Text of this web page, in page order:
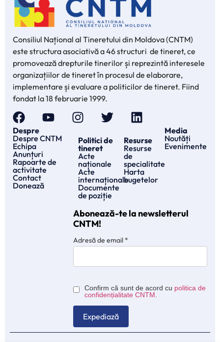
Consiliul Național al Tineretului din Moldova (CNTM)
este structura asociativă a 46 structuri de tineret, ce
promovează drepturile tinerilor și reprezintă interesele
organizațiilor de tineret în procesul de elaborare,
implementare și evaluare a politicilor de tineret. Fiind
fondat la 18 februarie 1999.
Despre
Despre CNTM
Echipa
Anunțuri
Rapoarte de
activitate
Contact
Donează
Politici de
tineret
Acte
naționale
Acte
internaționale
Documente
de poziție
Resurse
Resurse
de
specialitate
Harta
bugetelor
Media
Noutăți
Evenimente
Abonează-te la newsletterul
CNTM!
Adresă de email*
Confirm că sunt de acord cu politica de
confidențialitate CNTM.